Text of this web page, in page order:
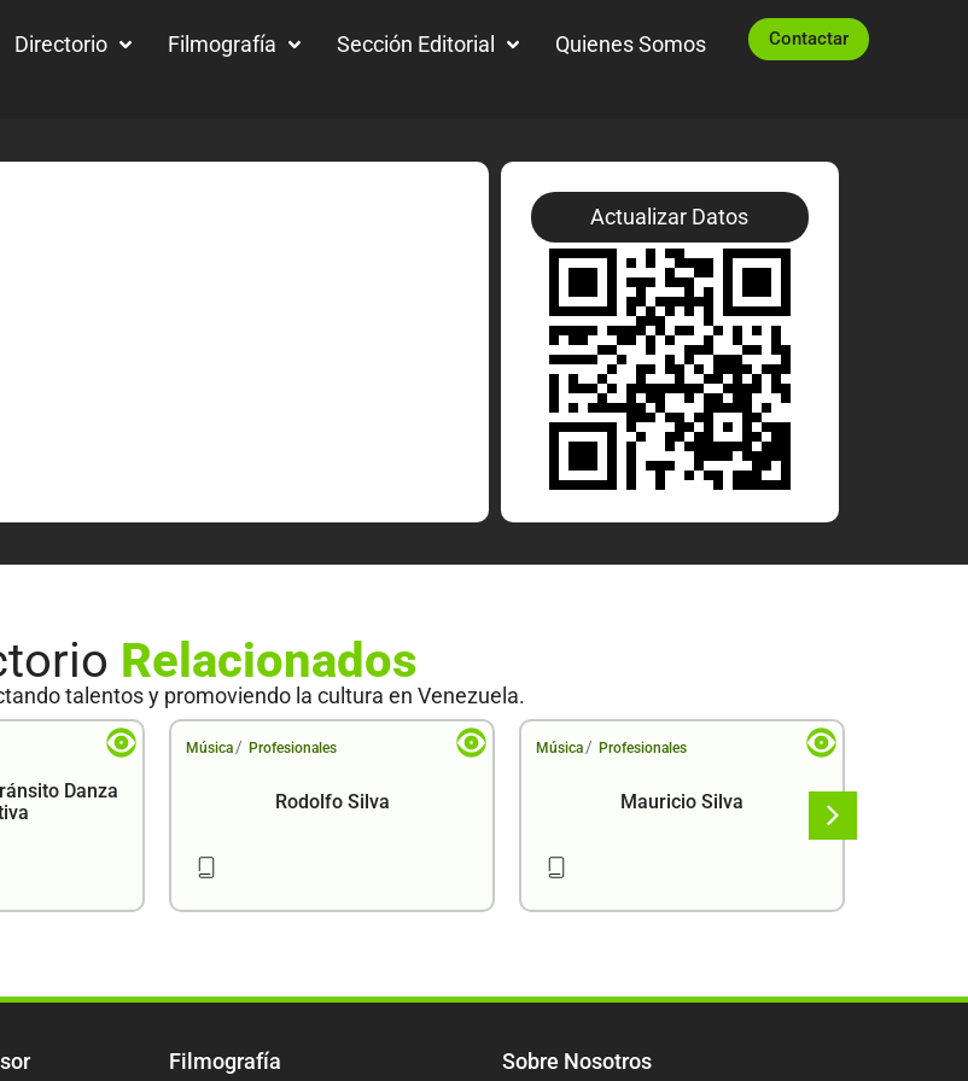
Directorio Filmografía Sección Editorial Quienes Somos Contactar
Actualizar Datos
Relacionados
talentos y promoviendo la cultura en Venezuela.
Danza
Música / Profesionales
Rodolfo Silva
Música / Profesionales
Mauricio Silva
Filmografía Sobre Nosotros